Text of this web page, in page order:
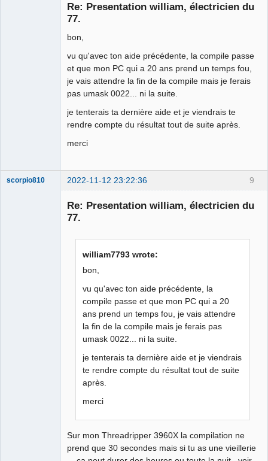
Re: Presentation william, électricien du
77.
bon,
vu qu'avec ton aide précédente, la compile passe
et que mon PC qui a 20 ans prend un temps fou,
je vais attendre la fin de la compile mais je ferais
pas umask 0022... ni la suite.
je tenterais ta dernière aide et je viendrais te
rendre compte du résultat tout de suite après.
merci
9
scorpio810 2022-11-12 23:22:36
Re: Presentation william, électricien du
77.
william7793 wrote:
bon,
vu qu'avec ton aide précédente, la
compile passe et que mon PC qui a 20
ans prend un temps fou, je vais attendre
la fin de la compile mais je ferais pas
umask 0022... ni la suite.
je tenterais ta dernière aide et je viendrais
te rendre compte du résultat tout de suite
après.
merci
Sur mon Threadripper 3960X la compilation ne
prend que 30 secondes mais si tu as une vieillerie